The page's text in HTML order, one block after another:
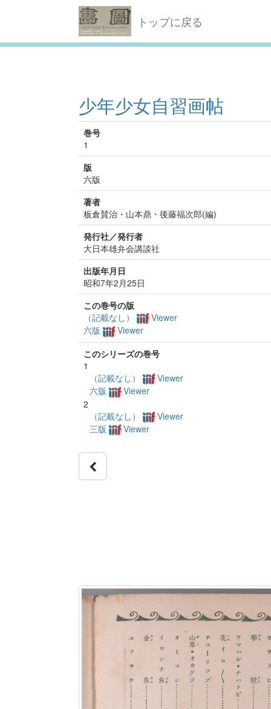
トップに戻る
少年少女自習画帖
巻号
1
版
六版
著者
板倉賛治・山本鼎・後藤福次郎(編)
発行社／発行者
大日本雄弁会講談社
出版年月日
昭和7年2月25日
この巻号の版
（記載なし）
Viewer
六版
Viewer
このシリーズの巻号
1
（記載なし）
Viewer
六版
Viewer
2
（記載なし）
Viewer
三版
Viewer